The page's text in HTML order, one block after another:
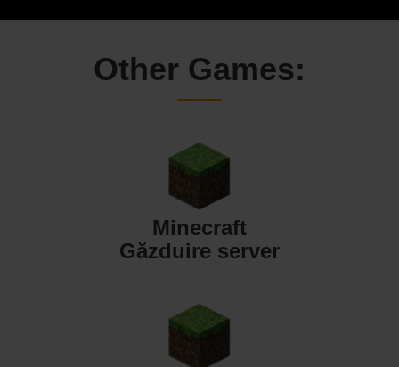
Other Games:
Minecraft
Găzduire server